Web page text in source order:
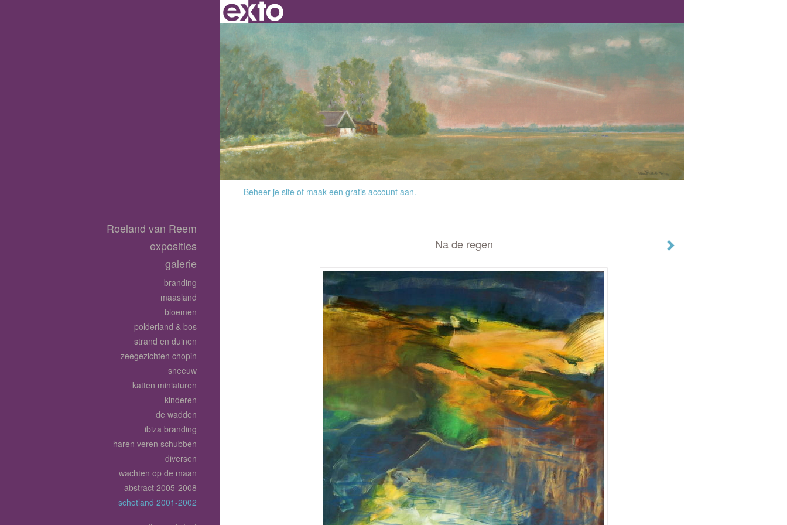
Beheer je site of maak een gratis account aan.
Na de regen
Roeland van Reem
exposities
galerie
branding
maasland
bloemen
polderland & bos
strand en duinen
zeegezichten chopin
sneeuw
katten miniaturen
kinderen
de wadden
ibiza branding
haren veren schubben
diversen
wachten op de maan
abstract 2005-2008
schotland 2001-2002